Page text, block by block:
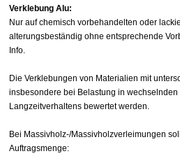
Verklebung Alu:
Nur auf chemisch vorbehandelten oder
alterungsbeständig ohne entsprechende
Info.
Die Verklebungen von Materialien mit
insbesondere bei Belastung in
Langzeitverhaltens bewertet werden.
Bei Massivholz-/Massivholzverleimungen
Auftragsmenge: